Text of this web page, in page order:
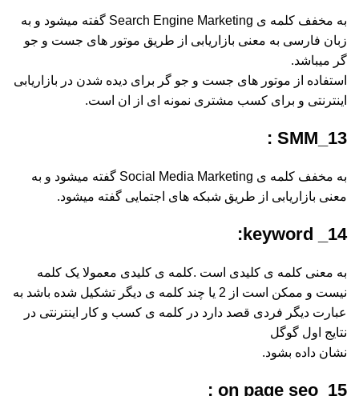
به مخفف کلمه ی Search Engine Marketing گفته میشود و به
زبان فارسی به معنی بازاریابی از طریق موتور های جست و جو
گر میباشد.
استفاده از موتور های جست و جو گر برای دیده شدن در بازاریابی
اینترنتی و برای کسب مشتری نمونه ای از ان است.
13_SMM :
به مخفف کلمه ی Social Media Marketing گفته میشود و به
معنی بازاریابی از طریق شبکه های اجتمایی گفته میشود.
14_ keyword:
به معنی کلمه ی کلیدی است .کلمه ی کلیدی معمولا یک کلمه
نیست و ممکن است از 2 یا چند کلمه ی دیگر تشکیل شده باشد به
عبارت دیگر فردی قصد دارد در کلمه ی کسب و کار اینترنتی در
نتایج اول گوگل
نشان داده بشود.
15_on page seo :